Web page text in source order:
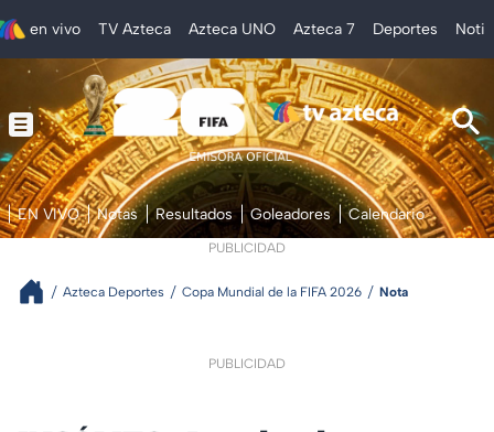
en vivo TV Azteca Azteca UNO Azteca 7 Deportes
EN VIVO Notas Resultados Goleadores Calendario
PUBLICIDAD
Azteca Deportes Copa Mundial de la FIFA 2026 Nota
PUBLICIDAD